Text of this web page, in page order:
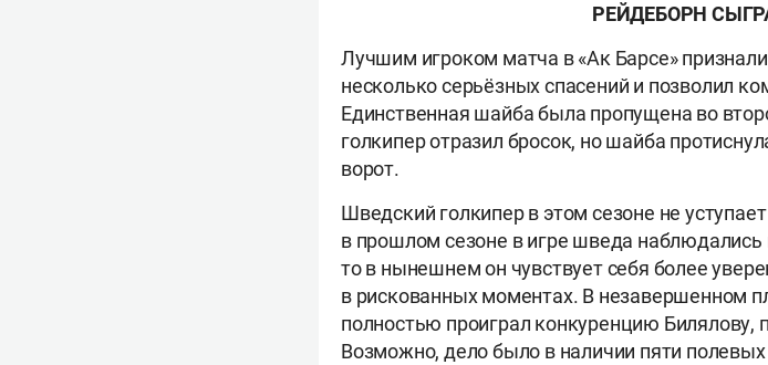
РЕЙДЕБОРН
Лучшим игроком матча в «Ак Барсе»
несколько серьёзных спасений и позволил
Единственная шайба была пропущена во
голкипер отразил бросок, но шайба
ворот.
Шведский голкипер в этом сезоне не
в прошлом сезоне в игре шведа
то в нынешнем он чувствует себя более
в рискованных моментах. В незавершенном
полностью проиграл конкуренцию Билялову,
Возможно, дело было в наличии пяти